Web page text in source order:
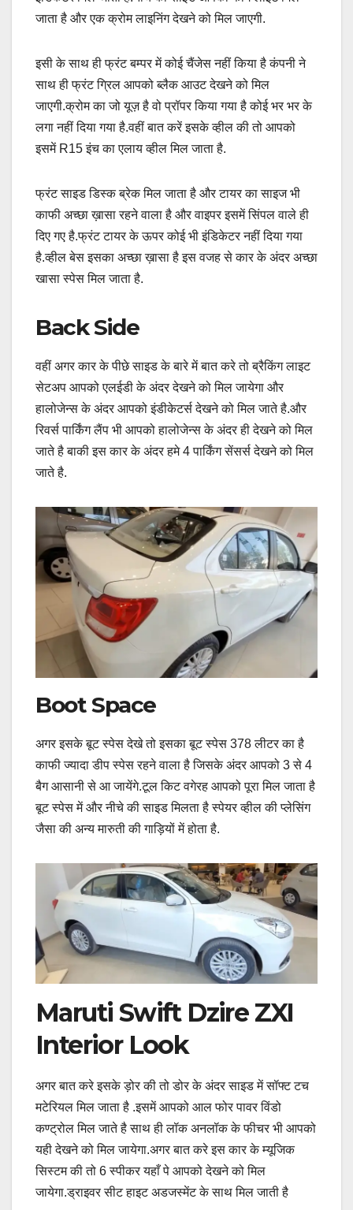
जाता है और एक क्रोम लाइनिंग देखने को मिल जाएगी.
इसी के साथ ही फ्रंट बम्पर में कोई चैंजेस नहीं किया है कंपनी ने
साथ ही फ्रंट ग्रिल आपको ब्लैक आउट देखने को मिल
जाएगी.क्रोम का जो यूज़ है वो प्रॉपर किया गया है कोई भर भर के
लगा नहीं दिया गया है.वहीं बात करें इसके व्हील की तो आपको
इसमें R15 इंच का एलाय व्हील मिल जाता है.
फ्रंट साइड डिस्क ब्रेक मिल जाता है और टायर का साइज भी
काफी अच्छा ख़ासा रहने वाला है और वाइपर इसमें सिंपल वाले ही
दिए गए है.फ्रंट टायर के ऊपर कोई भी इंडिकेटर नहीं दिया गया
है.व्हील बेस इसका अच्छा ख़ासा है इस वजह से कार के अंदर अच्छा
खासा स्पेस मिल जाता है.
Back Side
वहीं अगर कार के पीछे साइड के बारे में बात करे तो ब्रैकिंग लाइट
सेटअप आपको एलईडी के अंदर देखने को मिल जायेगा और
हालोजेन्स के अंदर आपको इंडीकेटर्स देखने को मिल जाते है.और
रिवर्स पार्किंग लैंप भी आपको हालोजेन्स के अंदर ही देखने को मिल
जाते है बाकी इस कार के अंदर हमे 4 पार्किंग सेंसर्स देखने को मिल
जाते है.
Boot Space
अगर इसके बूट स्पेस देखे तो इसका बूट स्पेस 378 लीटर का है
काफी ज्यादा डीप स्पेस रहने वाला है जिसके अंदर आपको 3 से 4
बैग आसानी से आ जायेंगे.टूल किट वगेरह आपको पूरा मिल जाता है
बूट स्पेस में और नीचे की साइड मिलता है स्पेयर व्हील की प्लेसिंग
जैसा की अन्य मारुती की गाड़ियों में होता है.
Maruti Swift Dzire ZXI
Interior Look
अगर बात करे इसके ड़ोर की तो डोर के अंदर साइड में सॉफ्ट टच
मटेरियल मिल जाता है .इसमें आपको आल फोर पावर विंडो
कण्ट्रोल मिल जाते है साथ ही लॉक अनलॉक के फीचर भी आपको
यही देखने को मिल जायेगा.अगर बात करे इस कार के म्यूजिक
सिस्टम की तो 6 स्पीकर यहाँ पे आपको देखने को मिल
जायेगा.ड्राइवर सीट हाइट अडजस्मेंट के साथ मिल जाती है